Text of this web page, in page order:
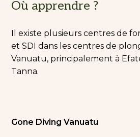
Où apprendre ?
Il existe plusieurs centres de
et SDI dans les centres de
Vanuatu, principalement à
Tanna.
Gone Diving Vanuatu